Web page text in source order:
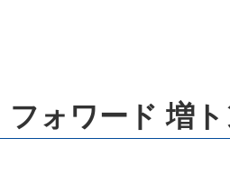
フォワード 増